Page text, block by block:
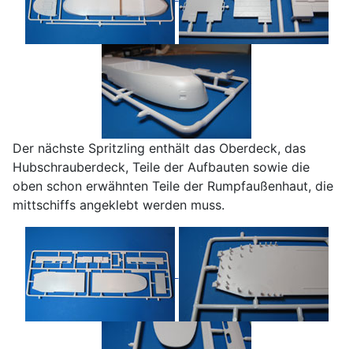
Der nächste Spritzling enthält das Oberdeck, das
Hubschrauberdeck, Teile der Aufbauten sowie die
oben schon erwähnten Teile der Rumpfaußenhaut, die
mittschiffs angeklebt werden muss.